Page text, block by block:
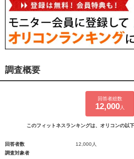
調査概要
回答者総数
12,000 人
このフィットネスランキングは、オリコンの以
回答者数
12,000人
調査対象者